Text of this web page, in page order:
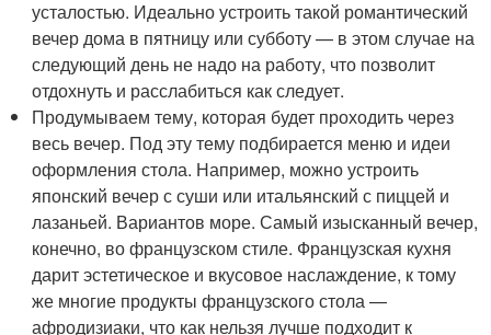
усталостью. Идеально устроить такой романтический
вечер дома в пятницу или субботу — в этом случае на
следующий день не надо на работу, что позволит
отдохнуть и расслабиться как следует.
Продумываем тему, которая будет проходить через
весь вечер. Под эту тему подбирается меню и идеи
оформления стола. Например, можно устроить
японский вечер с суши или итальянский с пиццей и
лазаньей. Вариантов море. Самый изысканный вечер,
конечно, во французском стиле. Французская кухня
дарит эстетическое и вкусовое наслаждение, к тому
же многие продукты французского стола —
афродизиаки, что как нельзя лучше подходит к